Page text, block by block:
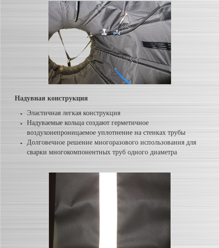
Надувная конструкция
Эластичная легкая конструкция
Надуваемые кольца создают герметичное
воздухонепроницаемое уплотнение на стенках трубы
Долговечное решение многоразового использования для
сварки многокомпонентных труб одного диаметра